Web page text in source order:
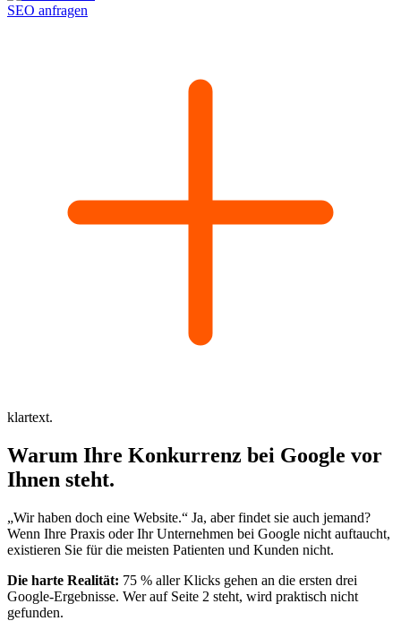
SEO anfragen
klartext.
Warum Ihre Konkurrenz bei Google vor
Ihnen steht.
„Wir haben doch eine Website.“ Ja, aber findet sie auch jemand?
Wenn Ihre Praxis oder Ihr Unternehmen bei Google nicht auftaucht,
existieren Sie für die meisten Patienten und Kunden nicht.
Die harte Realität: 75 % aller Klicks gehen an die ersten drei
Google-Ergebnisse. Wer auf Seite 2 steht, wird praktisch nicht
gefunden.